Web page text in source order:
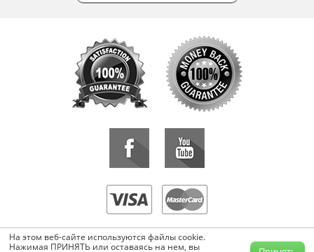
«KrutilVertel» © 2015-2026 Все права защищены.
Копирование, перепечатка, либо использование материалов данной
На этом веб-сайте используются файлы cookie.
Нажимая ПРИНЯТЬ или оставаясь на нем, вы